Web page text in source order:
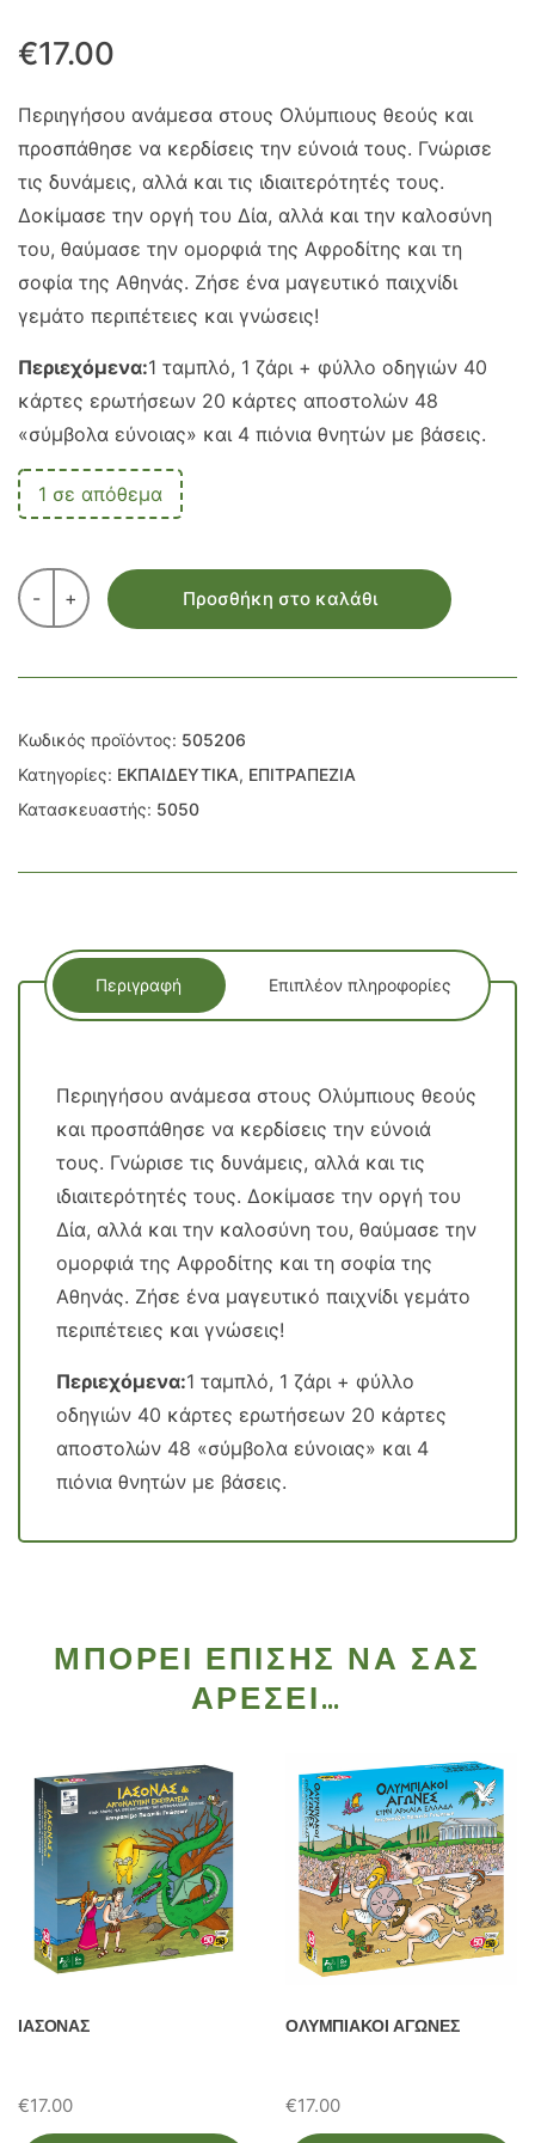
€17.00
Περιηγήσου ανάμεσα στους Ολύμπιους θεούς και
προσπάθησε να κερδίσεις την εύνοιά τους. Γνώρισε
τις δυνάμεις, αλλά και τις ιδιαιτερότητές τους.
Δοκίμασε την οργή του Δία, αλλά και την καλοσύνη
του, θαύμασε την ομορφιά της Αφροδίτης και τη
σοφία της Αθηνάς. Ζήσε ένα μαγευτικό παιχνίδι
γεμάτο περιπέτειες και γνώσεις!
Περιεχόμενα:1 ταμπλό, 1 ζάρι + φύλλο οδηγιών 40
κάρτες ερωτήσεων 20 κάρτες αποστολών 48
«σύμβολα εύνοιας» και 4 πιόνια θνητών με βάσεις.
1 σε απόθεμα
- + Προσθήκη στο καλάθι
Κωδικός προϊόντος: 505206
Κατηγορίες: ΕΚΠΑΙΔΕΥΤΙΚΑ, ΕΠΙΤΡΑΠΕΖΙΑ
Κατασκευαστής: 5050
Περιγραφή Επιπλέον πληροφορίες
Περιηγήσου ανάμεσα στους Ολύμπιους θεούς
και προσπάθησε να κερδίσεις την εύνοιά
τους. Γνώρισε τις δυνάμεις, αλλά και τις
ιδιαιτερότητές τους. Δοκίμασε την οργή του
Δία, αλλά και την καλοσύνη του, θαύμασε την
ομορφιά της Αφροδίτης και τη σοφία της
Αθηνάς. Ζήσε ένα μαγευτικό παιχνίδι γεμάτο
περιπέτειες και γνώσεις!
Περιεχόμενα:1 ταμπλό, 1 ζάρι + φύλλο
οδηγιών 40 κάρτες ερωτήσεων 20 κάρτες
αποστολών 48 «σύμβολα εύνοιας» και 4
πιόνια θνητών με βάσεις.
ΜΠΟΡΕΊ ΕΠΊΣΗΣ ΝΑ ΣΑΣ
ΑΡΈΣΕΙ…
ΙΑΣΟΝΑΣ
€17.00
ΟΛΥΜΠΙΑΚΟΙ ΑΓΩΝΕΣ
€17.00